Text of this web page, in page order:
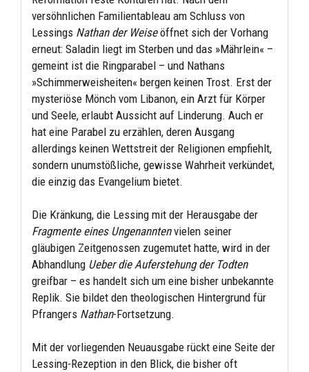
versöhnlichen Familientableau am Schluss von
Lessings Nathan der Weiseöffnet sich der Vorhang
erneut: Saladin liegt im Sterben und das »Mährlein« –
gemeint ist die Ringparabel – und Nathans
»Schimmerweisheiten« bergen keinen Trost. Erst der
mysteriöse Mönch vom Libanon, ein Arzt für Körper
und Seele, erlaubt Aussicht auf Linderung. Auch er
hat eine Parabel zu erzählen, deren Ausgang
allerdings keinen Wettstreit der Religionen empfiehlt,
sondern unumstößliche, gewisse Wahrheit verkündet,
die einzig das Evangelium bietet.
Die Kränkung, die Lessing mit der Herausgabe der
Fragmente eines Ungenanntenvielen seiner
gläubigen Zeitgenossen zugemutet hatte, wird in der
Abhandlung Ueber die Auferstehung der Todten
greifbar – es handelt sich um eine bisher unbekannte
Replik. Sie bildet den theologischen Hintergrund für
Pfrangers Nathan-Fortsetzung.
Mit der vorliegenden Neuausgabe rückt eine Seite der
Lessing-Rezeption in den Blick, die bisher oft